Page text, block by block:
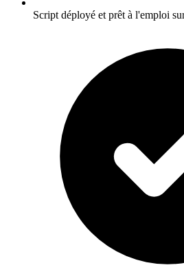
Script déployé et prêt à l'emploi